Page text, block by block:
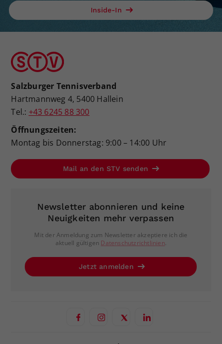
Inside-In
Salzburger Tennisverband
Hartmannweg 4, 5400 Hallein
Tel.: +43 6245 88 300
Öffnungszeiten:
Montag bis Donnerstag: 9:00 – 14:00 Uhr
Mail an den STV senden
Newsletter abonnieren und keine
Neuigkeiten mehr verpassen
Mit der Anmeldung zum Newsletter akzeptiere ich die
aktuell gültigen Datenschutzrichtlinien.
Jetzt anmelden